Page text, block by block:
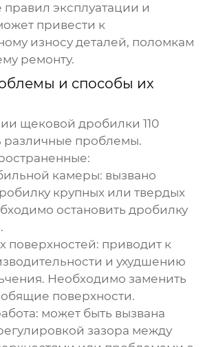
эксплуатации и
привести к
износу деталей, поломкам
ремонту.
и способы их
щековой дробилки 110
различные проблемы.
камеры: вызвано
крупных или твердых
остановить дробилку
поверхностей: приводит к
и ухудшению
Необходимо заменить
поверхности.
может быть вызвана
зазора между